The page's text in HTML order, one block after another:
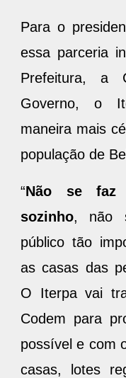
Para o
essa parceria
Prefeitura, a
Governo, o
maneira mais
população de
“Não se faz
sozinho, não
público tão
as casas das
O Iterpa vai
Codem para
possível e com
casas, lotes